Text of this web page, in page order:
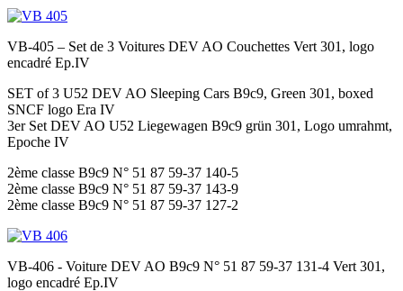
VB-405 – Set de 3 Voitures DEV AO Couchettes Vert 301, logo
encadré Ep.IV
SET of 3 U52 DEV AO Sleeping Cars B9c9, Green 301, boxed
SNCF logo Era IV
3er Set DEV AO U52 Liegewagen B9c9 grün 301, Logo umrahmt,
Epoche IV
2ème classe B9c9 N° 51 87 59-37 140-5
2ème classe B9c9 N° 51 87 59-37 143-9
2ème classe B9c9 N° 51 87 59-37 127-2
VB-406 - Voiture DEV AO B9c9 N° 51 87 59-37 131-4 Vert 301,
logo encadré Ep.IV